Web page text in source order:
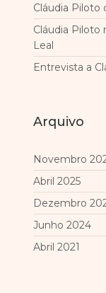
Cláudia Piloto
Cláudia Piloto
Leal
Entrevista a
Arquivo
Novembro
Abril 2025
Dezembro
Junho 2024
Abril 2021